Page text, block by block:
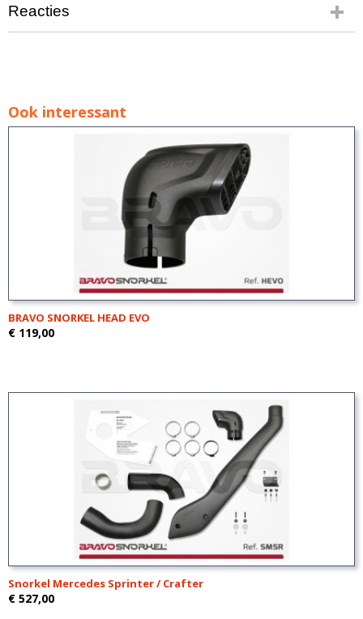
Reacties
Ook interessant
BRAVO SNORKEL HEAD EVO
€ 119,00
Snorkel Mercedes Sprinter / Crafter
€ 527,00